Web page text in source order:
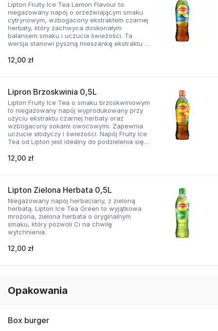
Lipton Fruity Ice Tea Lemon Flavour to
niegazowany napój o orzeźwiającym smaku
cytrynowym, wzbogacony ekstraktem czarnej
herbaty, który zachwyca doskonałym
balansem smaku i uczucia świeżości. Ta
wersja stanowi pyszną mieszankę ekstraktu z
dodatek soków owocowych.
12,00 zł
Lipron Brzoskwinia 0,5L
Lipton Fruity Ice Tea o smaku brzoskwiniowym
to niegazowany napój wyprodukowany przy
użyciu ekstraktu czarnej herbaty oraz
wzbogacony sokami owocowymi. Zapewnia
uczucie słodyczy i świeżości. Napój Fruity Ice
Tea od Lipton jest idealny do podzielenia się z
przerwa w ciągu dnia.
12,00 zł
Lipton Zielona Herbata 0,5L
Niegazowany napój herbaciany, z zieloną
herbatą. Lipton Ice Tea Green to wyjątkowa
mrożona, zielona herbata o oryginalnym
smaku, który pozwoli Ci na chwilę
wytchnienia.
12,00 zł
Opakowania
Box burger